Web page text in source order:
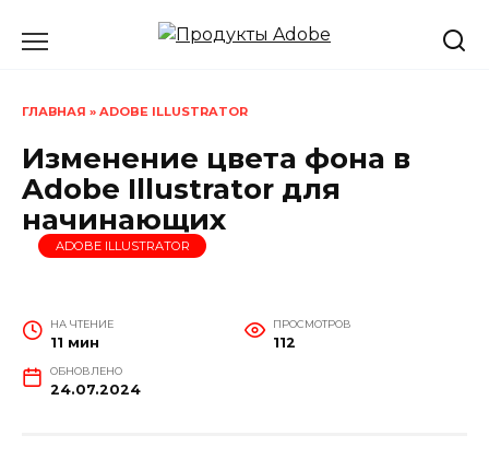
ГЛАВНАЯ » ADOBE ILLUSTRATOR
Изменение цвета фона в
Adobe Illustrator для
начинающих
ADOBE ILLUSTRATOR
НА ЧТЕНИЕ
11 мин
ПРОСМОТРОВ
112
ОБНОВЛЕНО
24.07.2024